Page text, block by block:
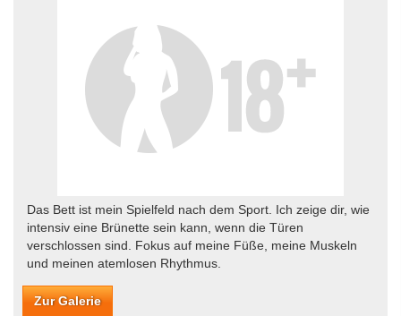
Das Bett ist mein Spielfeld nach dem Sport. Ich zeige dir, wie
intensiv eine Brünette sein kann, wenn die Türen
verschlossen sind. Fokus auf meine Füße, meine Muskeln
und meinen atemlosen Rhythmus.
Zur Galerie